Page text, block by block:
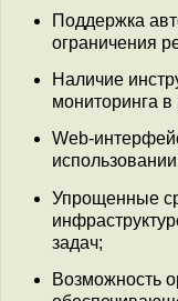
Поддержка
ограничения
Наличие
мониторинга
Web-
Упрощенные
задач;
Возможность